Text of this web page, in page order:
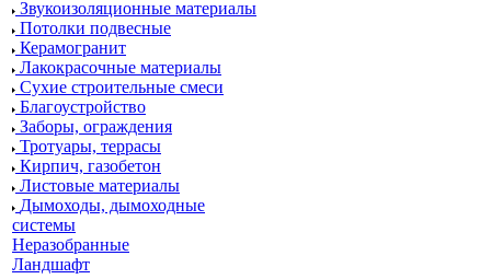
Звукоизоляционные материалы
Потолки подвесные
Керамогранит
Лакокрасочные материалы
Сухие строительные смеси
Благоустройство
Заборы, ограждения
Тротуары, террасы
Кирпич, газобетон
Листовые материалы
Дымоходы, дымоходные
системы
Неразобранные
Ландшафт